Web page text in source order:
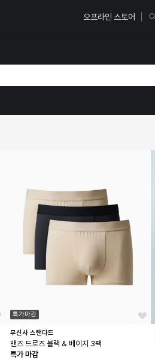
오프라인 스토어
특가마감
무신사 스탠다드
맨즈 드로즈 블랙 & 베이지 3팩
특가 마감